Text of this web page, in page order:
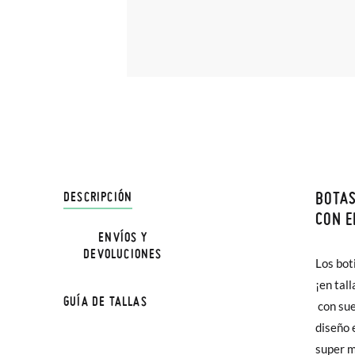
DESCRIPCIÓN
CON
Los
¡en
con
diseño
super
ENVÍOS Y
DEVOLUCIONES
En
hasta
poco
En
Sólo
GUÍA DE TALLAS
la